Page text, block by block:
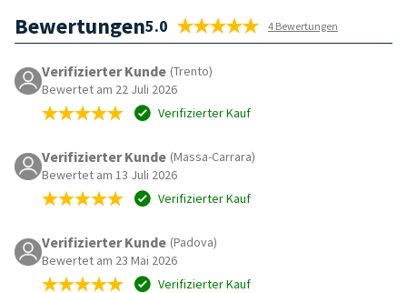
Bewertungen5.0 4 Bewertungen
Verifizierter Kunde (Trento)
Bewertet am 22 Juli 2026
Verifizierter Kauf
Verifizierter Kunde (Massa-Carrara)
Bewertet am 13 Juli 2026
Verifizierter Kauf
Verifizierter Kunde (Padova)
Bewertet am 23 Mai 2026
Verifizierter Kauf